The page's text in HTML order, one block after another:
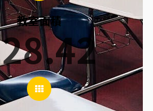
教室面積